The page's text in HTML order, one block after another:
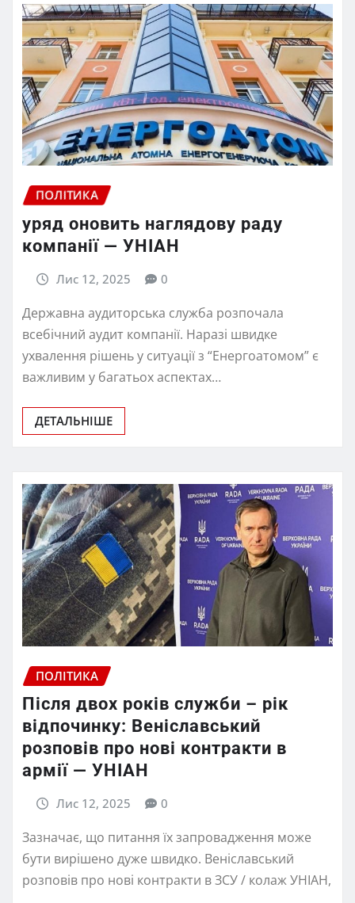
ПОЛІТИКА
уряд оновить наглядову раду
компанії — УНІАН
Лис 12, 2025 0
Державна аудиторська служба розпочала
всебічний аудит компанії. Наразі швидке
ухвалення рішень у ситуації з “Енергоатомом” є
важливим у багатьох аспектах…
ДЕТАЛЬНІШЕ
ПОЛІТИКА
Після двох років служби – рік
відпочинку: Веніславський
розповів про нові контракти в
армії — УНІАН
Лис 12, 2025 0
Зазначає, що питання їх запровадження може
бути вирішено дуже швидко. Веніславський
розповів про нові контракти в ЗСУ / колаж УНІАН,